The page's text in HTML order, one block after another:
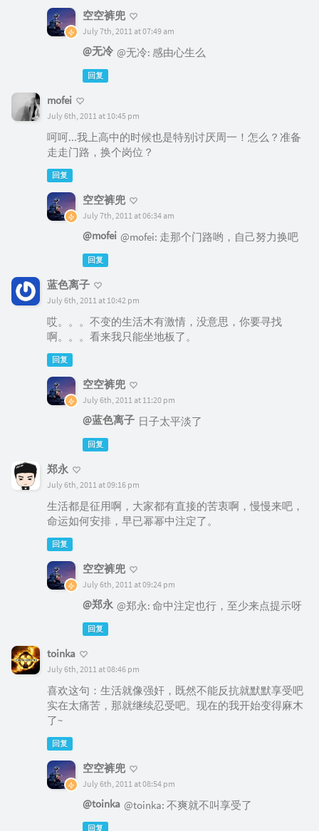
空空裤兜
July 7th, 2011 at 07:49 am
@无冷 @无冷: 感由心生么
回复
mofei
July 6th, 2011 at 10:45 pm
呵呵...我上高中的时候也是特别讨厌周一！怎么？准备
走走门路，换个岗位？
回复
空空裤兜
July 7th, 2011 at 06:34 am
@mofei @mofei: 走那个门路哟，自己努力换吧
回复
蓝色离子
July 6th, 2011 at 10:42 pm
哎。。。不变的生活木有激情，没意思，你要寻找
啊。。。看来我只能坐地板了。
回复
空空裤兜
July 6th, 2011 at 11:20 pm
@蓝色离子 日子太平淡了
回复
郑永
July 6th, 2011 at 09:16 pm
生活都是征用啊，大家都有直接的苦衷啊，慢慢来吧，
命运如何安排，早已幂幂中注定了。
回复
空空裤兜
July 6th, 2011 at 09:24 pm
@郑永 @郑永: 命中注定也行，至少来点提示呀
回复
toinka
July 6th, 2011 at 08:46 pm
喜欢这句：生活就像强奸，既然不能反抗就默默享受吧
实在太痛苦，那就继续忍受吧。现在的我开始变得麻木
了~
回复
空空裤兜
July 6th, 2011 at 08:54 pm
@toinka @toinka: 不爽就不叫享受了
回复